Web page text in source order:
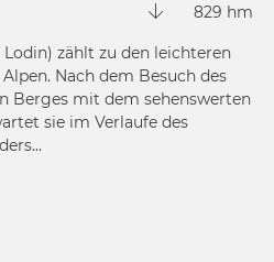
829 hm
zählt zu den leichteren
Nach dem Besuch des
Berges mit dem sehenswerten
sie im Verlaufe des